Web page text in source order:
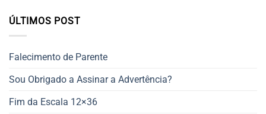
ÚLTIMOS POST
Falecimento de Parente
Sou Obrigado a Assinar a Advertência?
Fim da Escala 12×36